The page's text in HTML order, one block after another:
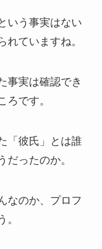
いう事実はない
れていますね。
事実は確認でき
ろです。
「彼氏」とは誰
だったのか。
なのか、プロフ
。